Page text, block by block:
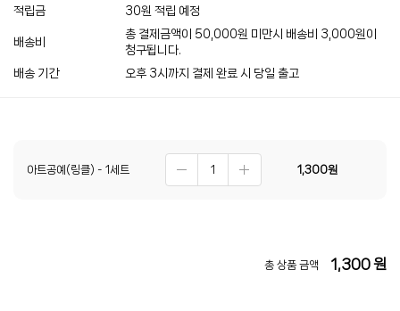
적립금 30원 적립 예정
배송비
총 결제금액이 50,000원 미만시 배송비 3,000원이
청구됩니다.
배송 기간
오후 3시까지 결제 완료 시 당일 출고
아트공예(링클) - 1세트 1,300원
총 상품 금액 1,300원